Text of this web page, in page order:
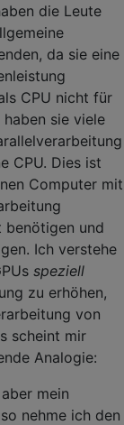
die Leute
da sie eine
CPU nicht für
sie viele
CPU. Dies ist
Computer mit
benötigen und
Ich verstehe
speziell
zu erhöhen,
von
scheint mir
Analogie:
mein
nehme ich den